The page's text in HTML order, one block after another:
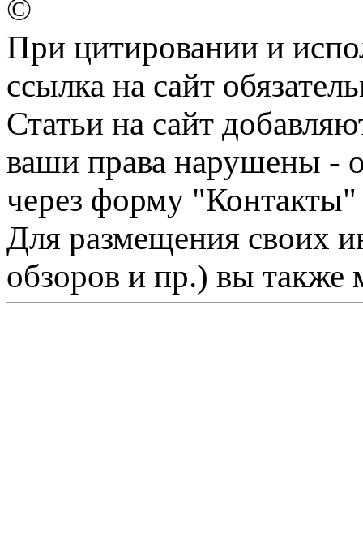
©
При цитировании и
ссылка на сайт
Статьи на сайт
ваши права нарушены -
через форму "Контакты"
Для размещения своих
обзоров и пр.) вы также